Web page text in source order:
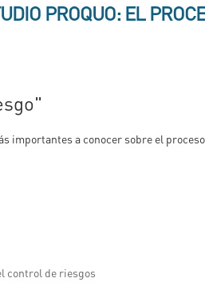
PROQUO: EL
importantes a conocer sobre el
control de riesgos